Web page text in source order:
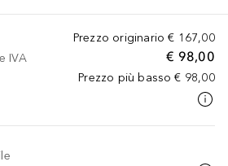
Prezzo originario € 167,00
€ 98,00
Prezzo più basso € 98,00
IVA